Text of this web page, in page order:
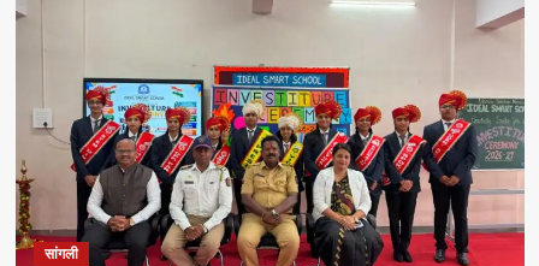
यांना
‘कलातपस्वी’
पुरस्कार
प्रदान
सांगली